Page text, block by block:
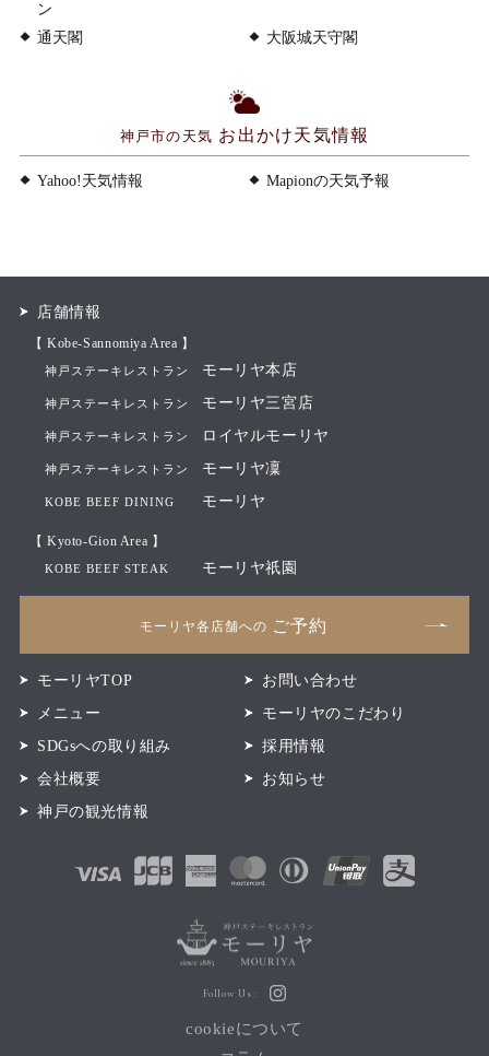
ン
通天閣 大阪城天守閣
神戸市の天気 お出かけ天気情報
Yahoo!天気情報 Mapionの天気予報
店舗情報
【 Kobe-Sannomiya Area 】
神戸ステーキレストラン モーリヤ本店
神戸ステーキレストラン モーリヤ三宮店
神戸ステーキレストラン ロイヤルモーリヤ
神戸ステーキレストラン モーリヤ凜
KOBE BEEF DINING モーリヤ
【 Kyoto-Gion Area 】
KOBE BEEF STEAK モーリヤ祇園
モーリヤ各店舗への ご予約
モーリヤTOP
お問い合わせ
メニュー
モーリヤのこだわり
SDGsへの取り組み
採用情報
会社概要
お知らせ
神戸の観光情報
Follow Us :
cookieについて